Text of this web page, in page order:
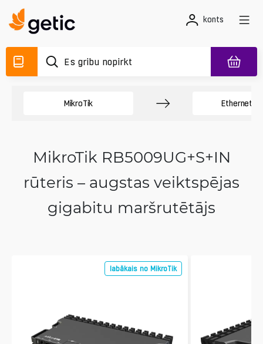
konts
MikroTik Ethernet
MikroTik RB5009UG+S+IN
rūteris – augstas veiktspējas
gigabitu maršrutētājs
labākais no MikroTik